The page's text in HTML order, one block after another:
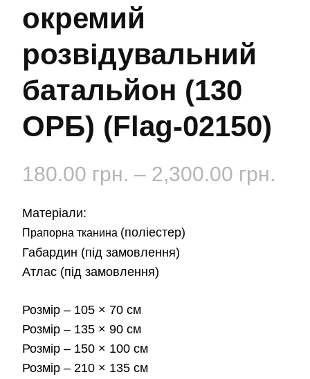
окремий
розвідувальний
батальйон (130
ОРБ) (Flag-02150)
180.00 грн. – 2,300.00 грн.
Матеріали:
Прапорна тканина (поліестер)
Габардин (під замовлення)
Атлас (під замовлення)
Розмір – 105 × 70 см
Розмір – 135 × 90 см
Розмір – 150 × 100 см
Розмір – 210 × 135 см